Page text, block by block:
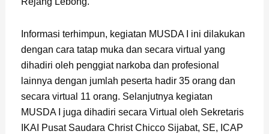
Informasi terhimpun, kegiatan MUSDA I ini dilakukan
dengan cara tatap muka dan secara virtual yang
dihadiri oleh penggiat narkoba dan profesional
lainnya dengan jumlah peserta hadir 35 orang dan
secara virtual 11 orang. Selanjutnya kegiatan
MUSDA I juga dihadiri secara Virtual oleh Sekretaris
IKAI Pusat Saudara Christ Chicco Sijabat, SE, ICAP